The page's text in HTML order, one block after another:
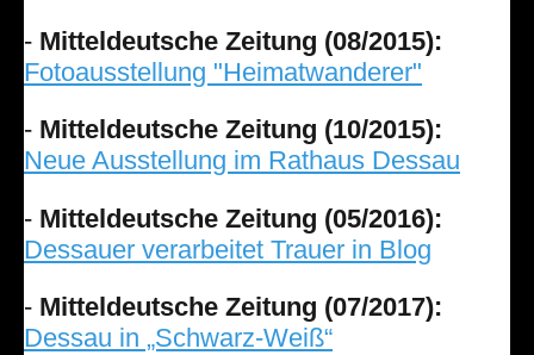
- Mitteldeutsche Zeitung (08/2015):
Fotoausstellung "Heimatwanderer"
- Mitteldeutsche Zeitung (10/2015):
Neue Ausstellung im Rathaus Dessau
- Mitteldeutsche Zeitung (05/2016):
Dessauer verarbeitet Trauer in Blog
- Mitteldeutsche Zeitung (07/2017):
Dessau in „Schwarz-Weiß“